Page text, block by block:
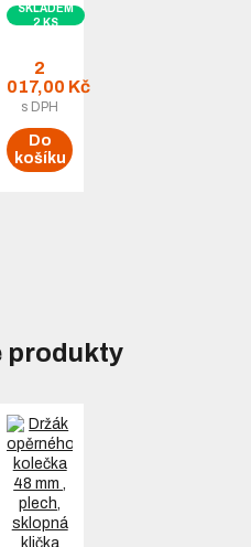
SKLADEM
2 KS
2
017,00 Kč
s DPH
Do
košíku
produkty